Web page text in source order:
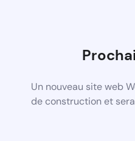
Un nouveau site web
de construction et